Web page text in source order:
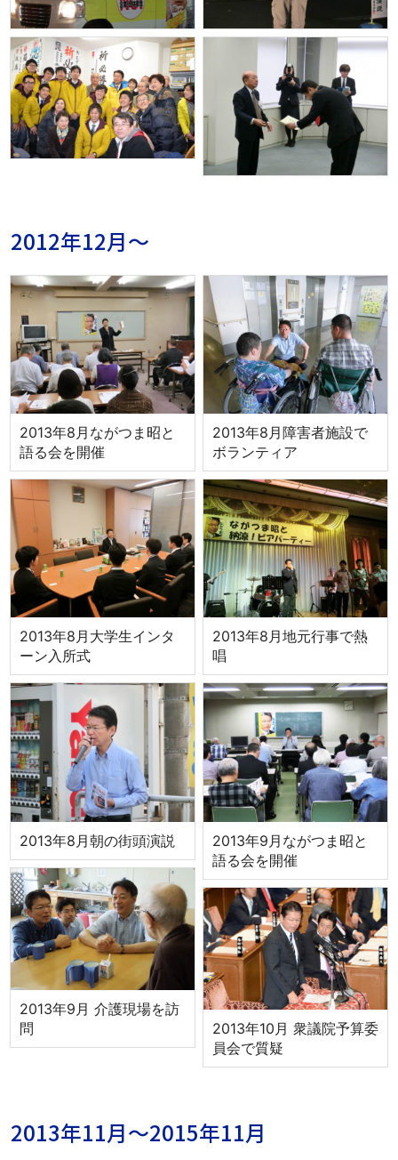
2012年12月～
2013年8月ながつま昭と
語る会を開催
2013年8月障害者施設で
ボランティア
2013年8月大学生インタ
ーン入所式
2013年8月地元行事で熱
唱
2013年8月朝の街頭演説
2013年9月ながつま昭と
語る会を開催
2013年9月 介護現場を訪
問
2013年10月 衆議院予算委
員会で質疑
2013年11月～2015年11月